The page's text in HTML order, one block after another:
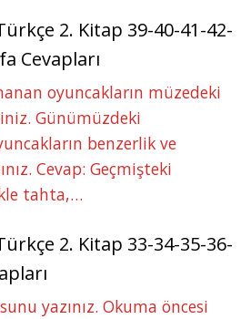
2. Kitap 39-40-41-42-
Cevapları
oyuncakların müzedeki
Günümüzdeki
benzerlik ve
Cevap: Geçmişteki
tahta,…
2. Kitap 33-34-35-36-
yazınız. Okuma öncesi